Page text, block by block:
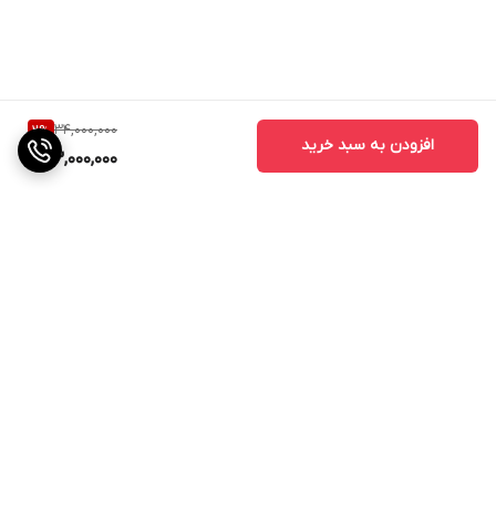
34,000,000
2%
33,000,000
افزودن به سبد خرید